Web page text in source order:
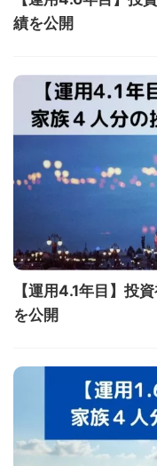
績を公開
【運用4.1年目】投
を公開